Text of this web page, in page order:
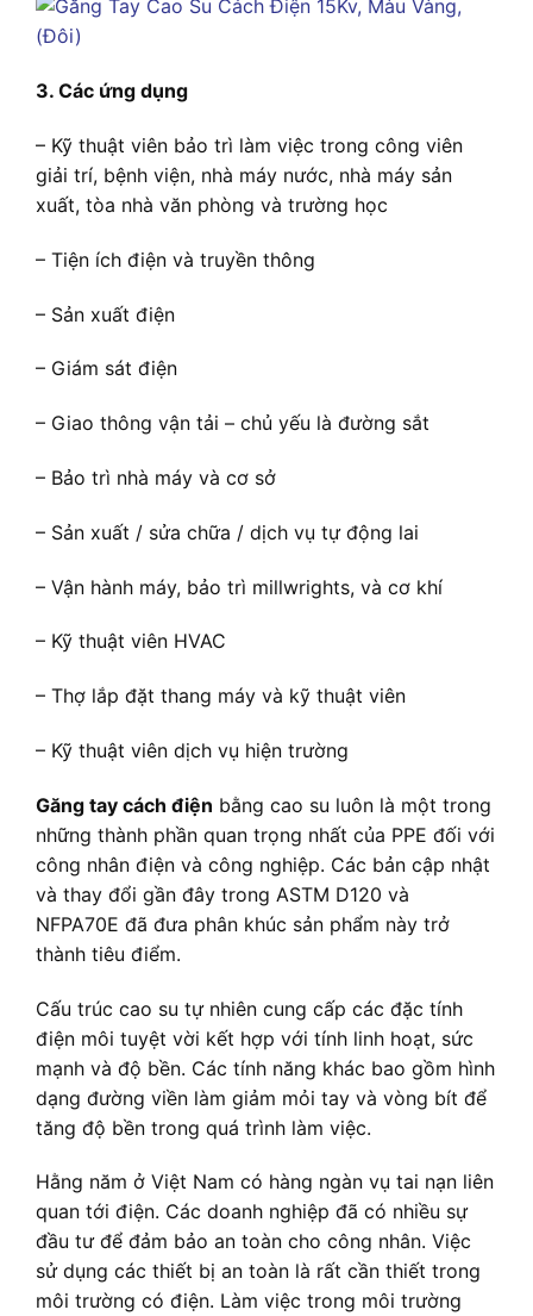
3. Các ứng dụng
– Kỹ thuật viên bảo trì làm việc trong công viên
giải trí, bệnh viện, nhà máy nước, nhà máy sản
xuất, tòa nhà văn phòng và trường học
– Tiện ích điện và truyền thông
– Sản xuất điện
– Giám sát điện
– Giao thông vận tải – chủ yếu là đường sắt
– Bảo trì nhà máy và cơ sở
– Sản xuất / sửa chữa / dịch vụ tự động lai
– Vận hành máy, bảo trì millwrights, và cơ khí
– Kỹ thuật viên HVAC
– Thợ lắp đặt thang máy và kỹ thuật viên
– Kỹ thuật viên dịch vụ hiện trường
Găng tay cách điện bằng cao su luôn là một trong
những thành phần quan trọng nhất của PPE đối với
công nhân điện và công nghiệp. Các bản cập nhật
và thay đổi gần đây trong ASTM D120 và
NFPA70E đã đưa phân khúc sản phẩm này trở
thành tiêu điểm.
Cấu trúc cao su tự nhiên cung cấp các đặc tính
điện môi tuyệt vời kết hợp với tính linh hoạt, sức
mạnh và độ bền. Các tính năng khác bao gồm hình
dạng đường viền làm giảm mỏi tay và vòng bít để
tăng độ bền trong quá trình làm việc.
Hằng năm ở Việt Nam có hàng ngàn vụ tai nạn liên
quan tới điện. Các doanh nghiệp đã có nhiều sự
đầu tư để đảm bảo an toàn cho công nhân. Việc
sử dụng các thiết bị an toàn là rất cần thiết trong
môi trường có điện. Làm việc trong môi trường